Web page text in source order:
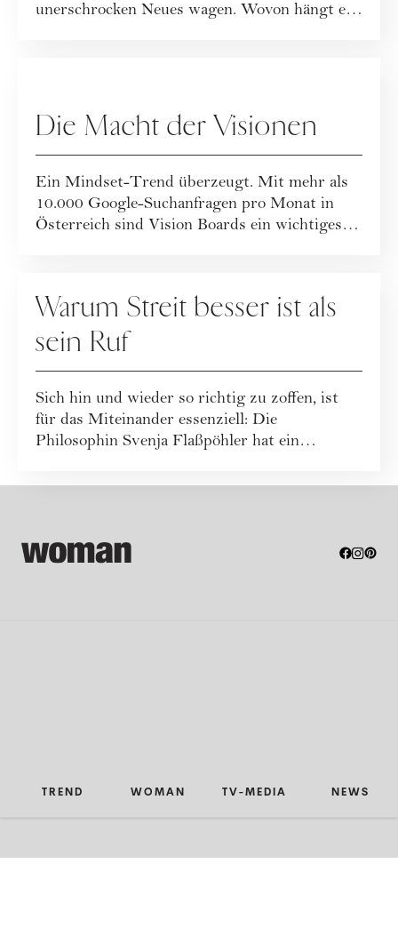
unerschrocken Neues wagen. Wovon hängt es
Die Macht der Visionen
Ein Mindset-Trend überzeugt. Mit mehr als
10.000 Google-Suchanfragen pro Monat in
Österreich sind Vision Boards ein wichtiges
Warum Streit besser ist als
sein Ruf
Sich hin und wieder so richtig zu zoffen, ist
für das Miteinander essenziell: Die
Philosophin Svenja Flaßpöhler hat ein
TREND WOMAN TV-MEDIA NEWS